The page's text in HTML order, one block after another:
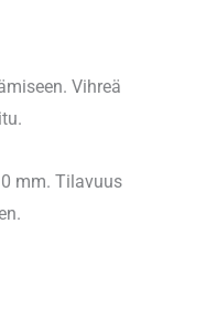
Vihreä
mm. Tilavuus